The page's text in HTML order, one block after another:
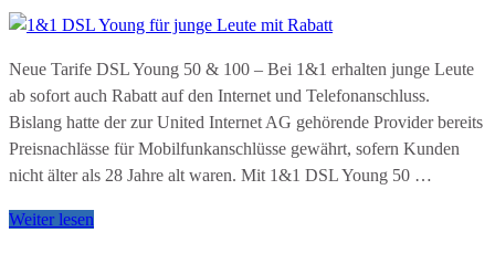
Neue Tarife DSL Young 50 & 100 – Bei 1&1 erhalten junge Leute
ab sofort auch Rabatt auf den Internet und Telefonanschluss.
Bislang hatte der zur United Internet AG gehörende Provider bereits
Preisnachlässe für Mobilfunkanschlüsse gewährt, sofern Kunden
nicht älter als 28 Jahre alt waren. Mit 1&1 DSL Young 50 …
Weiter lesen